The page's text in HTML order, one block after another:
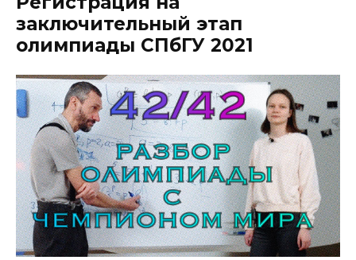
заключительный этап
олимпиады СПбГУ 2021